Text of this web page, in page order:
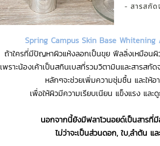
Spring Campus Skin Base
ถ้าใครที่มีปัญหาผิวแห้งลอกเป็นขุย ฟีลลิ่งเหมือนผิ
เพราะน้องเค้าเป็นสกินเบสที่รวมวิตามินและสารสกั
หลักๆจะช่วยเพิ่มความชุ่มชื้น และให้อ
เพื่อให้ผิวมีความเรียบเนียน แข็งแรง และ
นอกจากนี้ยังมีฟลาโวนอยด์เป็นสารที่
ไม่ว่าจะเป็นส่วนดอก, ใบ,ลำต้น แล